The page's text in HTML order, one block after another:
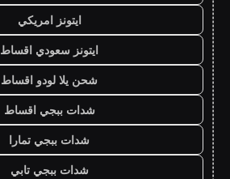
ايتونز امريكي
ايتونز سعودي اقساط
شحن يلا لودو اقساط
شدات ببجي اقساط
شدات ببجي تمارا
شدات ببجي تابي